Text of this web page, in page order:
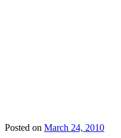
Posted on March 24, 2010